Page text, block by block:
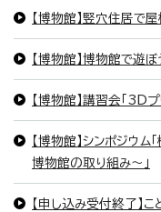
【博物館】竪穴住居で
【博物館】博物館で遊ぼ
【博物館】講習会「3D
【博物館】シンポジウ
博物館の取り組み～」
【申し込み受付終了】